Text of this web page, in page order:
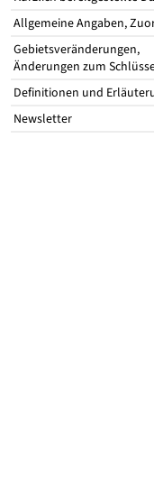
Allgemeine Angaben,
Gebietsveränderungen,
Änderungen zum
Definitionen und
Newsletter